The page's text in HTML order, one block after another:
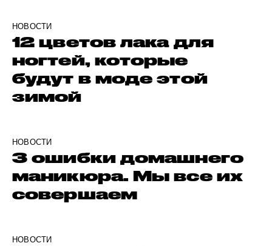
НОВОСТИ
12 цветов лака для
ногтей, которые
будут в моде этой
зимой
НОВОСТИ
3 ошибки домашнего
маникюра. Мы все их
совершаем
НОВОСТИ